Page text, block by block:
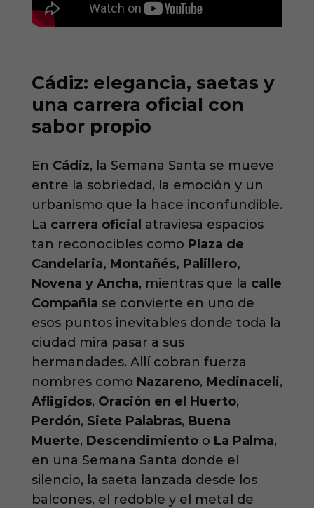
Cádiz: elegancia, saetas y
una carrera oficial con
sabor propio
En Cádiz, la Semana Santa se mueve
entre la sobriedad, la emoción y un
urbanismo que la hace inconfundible.
La carrera oficial atraviesa espacios
tan reconocibles como Plaza de
Candelaria, Montañés, Palillero,
Novena y Ancha, mientras que la calle
Compañía se convierte en uno de
esos puntos inevitables donde toda la
ciudad mira pasar a sus
hermandades. Allí cobran fuerza
nombres como Nazareno, Medinaceli,
Afligidos, Oración en el Huerto,
Perdón, Siete Palabras, Buena
Muerte, Descendimientoo La Palma,
en una Semana Santa donde el
silencio, la saeta lanzada desde los
balcones, el redoble y el metal de